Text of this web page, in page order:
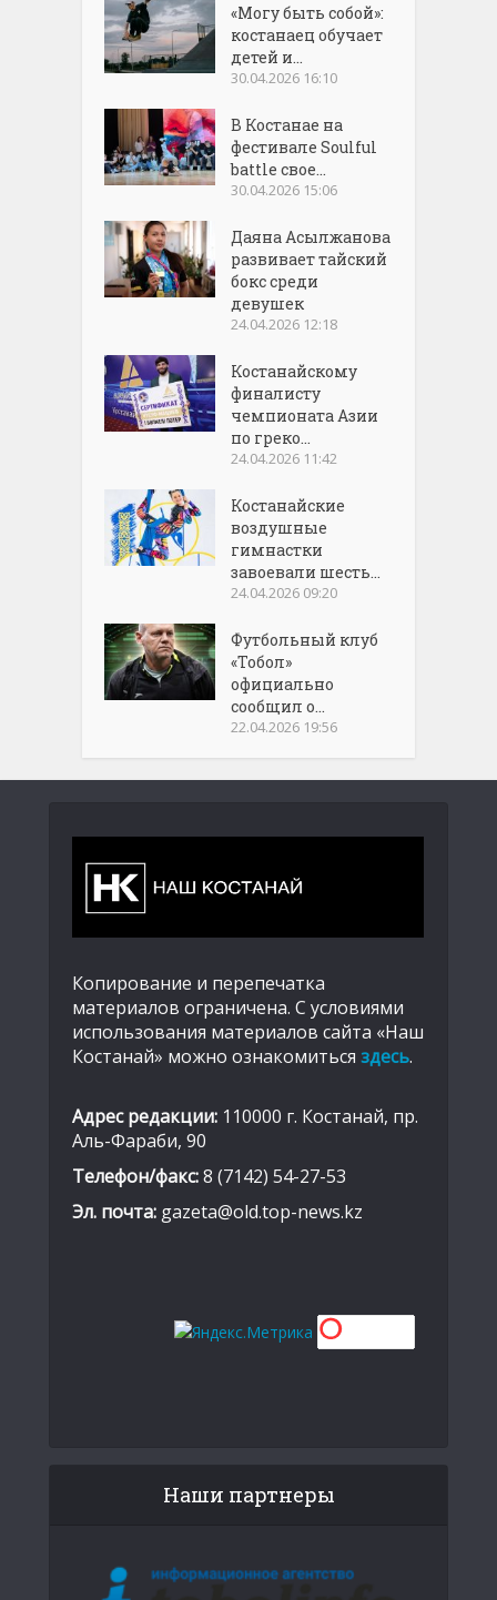
«Могу быть собой»:
костанаец обучает
детей и...
30.04.2026 16:10
В Костанае на
фестивале Soulful
battle свое...
30.04.2026 15:06
Даяна Асылжанова
развивает тайский
бокс среди
девушек
24.04.2026 12:18
Костанайскому
финалисту
чемпионата Азии
по греко...
24.04.2026 11:42
Костанайские
воздушные
гимнастки
завоевали шесть...
24.04.2026 09:20
Футбольный клуб
«Тобол»
официально
сообщил о...
22.04.2026 19:56
Копирование и перепечатка
материалов ограничена. С условиями
использования материалов сайта «Наш
Костанай» можно ознакомиться здесь.
Адрес редакции: 110000 г. Костанай, пр.
Аль-Фараби, 90
Телефон/факс:8 (7142) 54-27-53
Эл. почта: gazeta@old.top-news.kz
Наши партнеры